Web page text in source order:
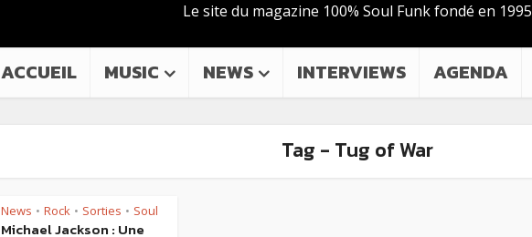
Le site du magazine 100% Soul Funk fondé en 1995
ACCUEIL MUSIC NEWS INTERVIEWS AGENDA
Tag - Tug of War
News • Rock • Sorties • Soul
Michael Jackson : Une